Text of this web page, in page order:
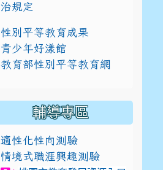
治規定
性別平等教育成果
青少年好漾館
教育部性別平等教育網
輔導專區
適性化性向測驗
情境式職涯興趣測驗